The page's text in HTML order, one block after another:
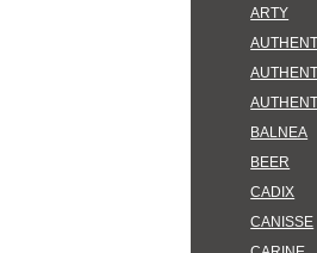
ARTY
BALNEA
BEER
CADIX
CANISSE